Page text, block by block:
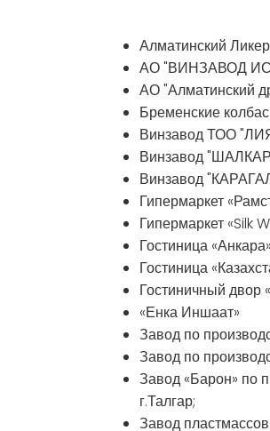
Алматинский
АО "ВИНЗАВОД
АО "Алматинский
Бременские
Винзавод ТОО
Винзавод
Винзавод
Гипермаркет
Гипермаркет «Silk
Гостиница
Гостиница
Гостиничный двор
«Енка Иншаат»
Завод по
Завод по
Завод «Барон» по
г.Талгар;
Завод